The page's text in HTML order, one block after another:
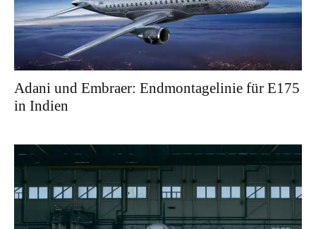
Adani und Embraer: Endmontagelinie für E175
in Indien